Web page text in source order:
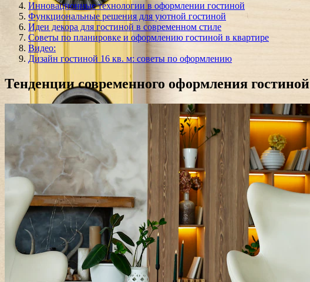
Инновационные технологии в оформлении гостиной
Функциональные решения для уютной гостиной
Идеи декора для гостиной в современном стиле
Советы по планировке и оформлению гостиной в квартире
Видео:
Дизайн гостиной 16 кв. м: советы по оформлению
Тенденции современного оформления гостиной